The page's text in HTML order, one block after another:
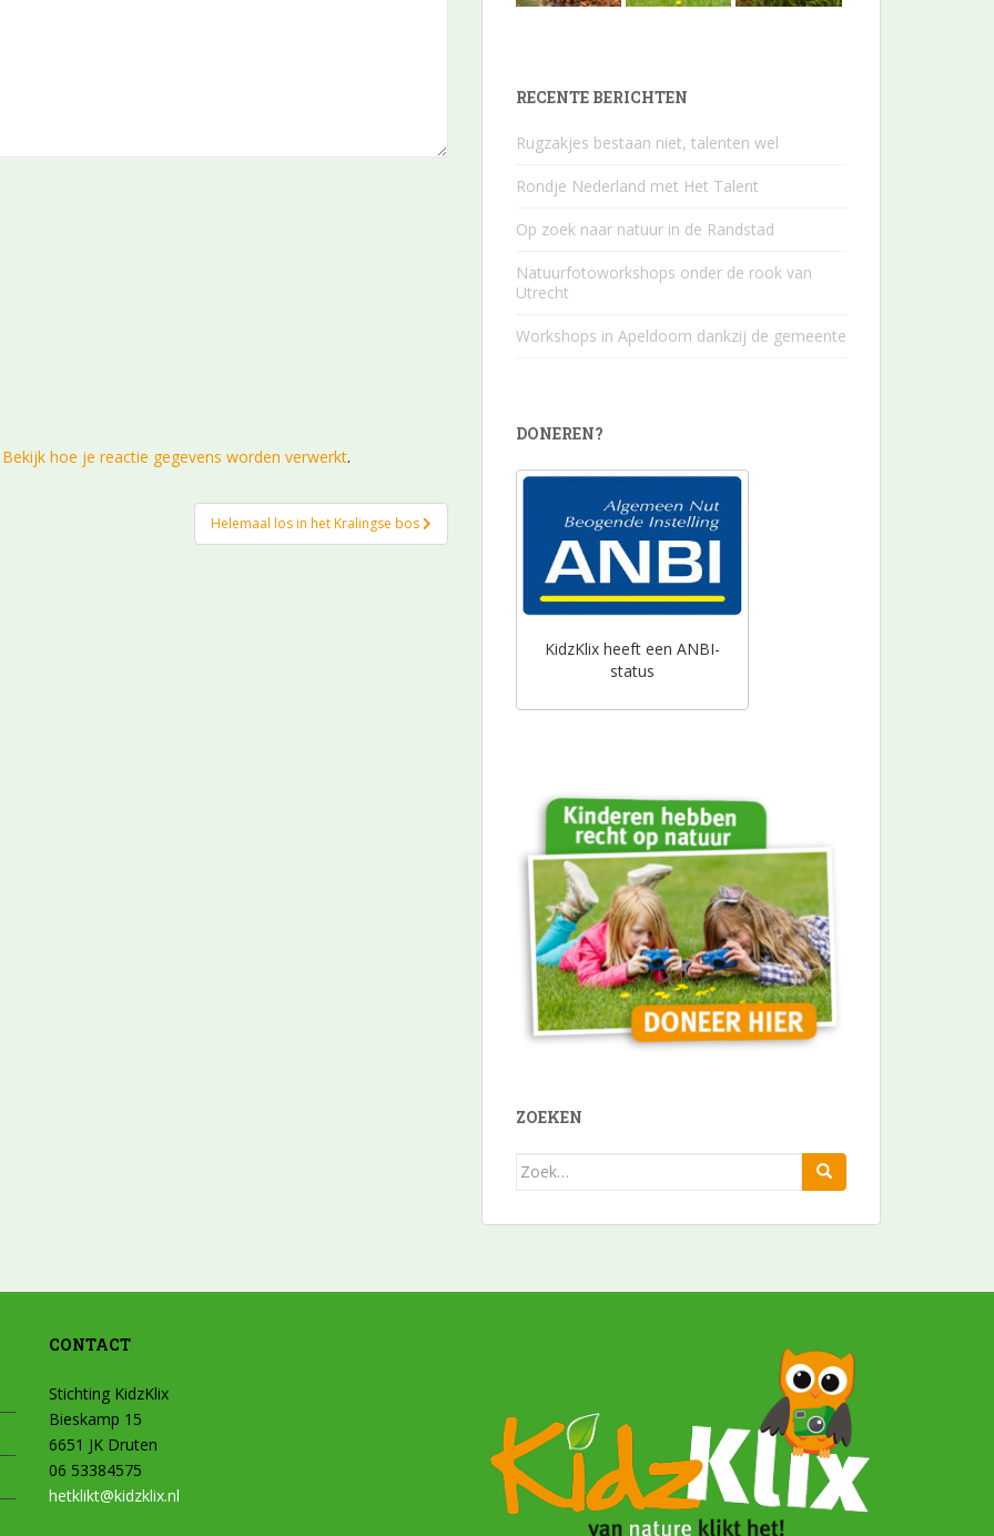
Bekijk hoe je reactie gegevens worden verwerkt.
Helemaal los in het Kralingse bos
RECENTE BERICHTEN
Rugzakjes bestaan niet, talenten wel
Rondje Nederland met Het Talent
Op zoek naar natuur in de Randstad
Natuurfotoworkshops onder de rook van
Utrecht
Workshops in Apeldoorn dankzij de gemeente
DONEREN?
KidzKlix heeft een ANBI-
status
ZOEKEN
Zoek
CONTACT
Stichting KidzKlix
Bieskamp 15
6651 JK Druten
06 53384575
hetklikt@kidzklix.nl